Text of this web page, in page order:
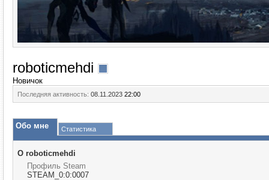
roboticmehdi
Новичок
Последняя активность: 08.11.2023 22:00
Обо мне Статистика
О roboticmehdi
Профиль Steam
STEAM_0:0:0007